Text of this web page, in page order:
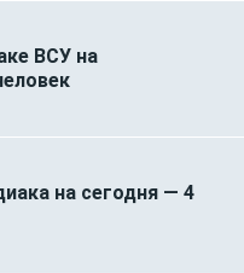
ВСУ на
на сегодня — 4